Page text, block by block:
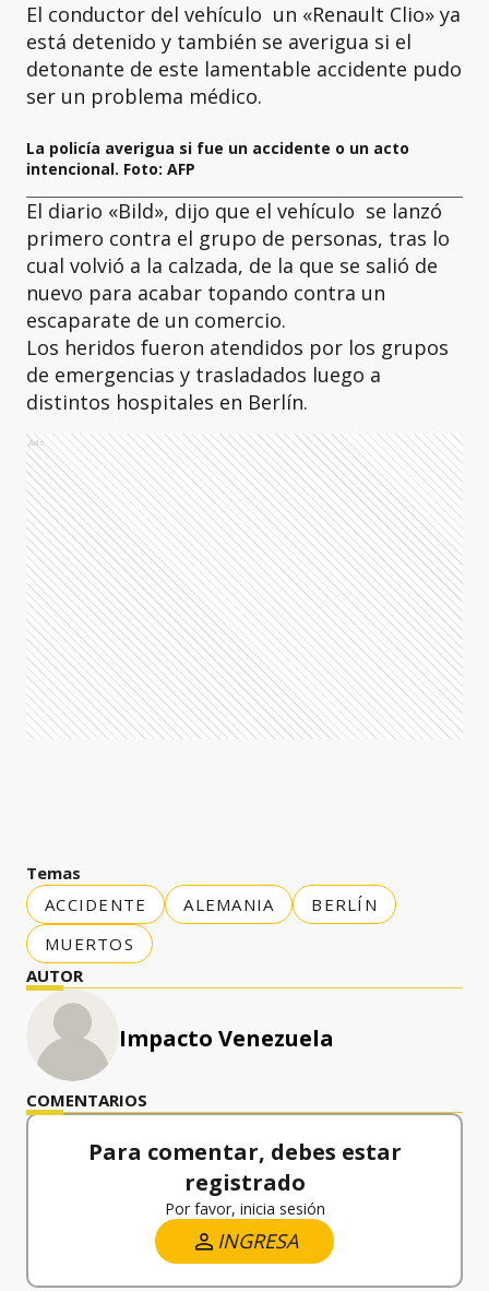
El conductor del vehículo un «Renault Clio» ya
está detenido y también se averigua si el
detonante de este lamentable accidente pudo
ser un problema médico.
La policía averigua si fue un accidente o un acto
intencional. Foto: AFP
El diario «Bild», dijo que el vehículo se lanzó
primero contra el grupo de personas, tras lo
cual volvió a la calzada, de la que se salió de
nuevo para acabar topando contra un
escaparate de un comercio.
Los heridos fueron atendidos por los grupos
de emergencias y trasladados luego a
distintos hospitales en Berlín.
Ads
Temas
ACCIDENTE
ALEMANIA
BERLÍN
MUERTOS
AUTOR
Impacto Venezuela
COMENTARIOS
Para comentar, debes estar
registrado
Por favor, inicia sesión
INGRESA